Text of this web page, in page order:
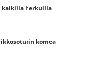
kaikilla herkuilla
komea